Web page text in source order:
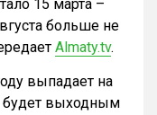
15 марта –
больше не
Almaty.tv.
выпадает на
будет выходным